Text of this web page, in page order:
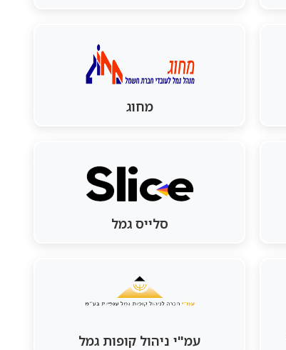
מחוג
סלייס גמל
עמ"י ניהול קופות גמל